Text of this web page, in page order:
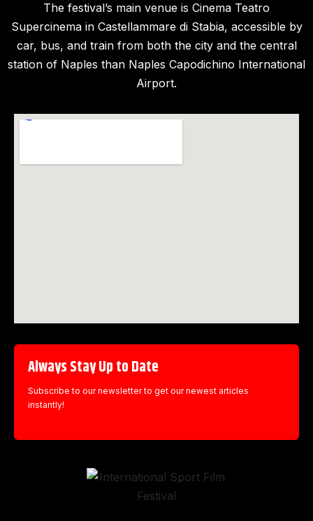
The festival’s main venue is Cinema Teatro
Supercinema in Castellammare di Stabia, accessible by
car, bus, and train from both the city and the central
station of Naples than Naples Capodichino International
Airport.
Always Stay Up to Date
Subscribe to our newsletter to get our newest articles
instantly!